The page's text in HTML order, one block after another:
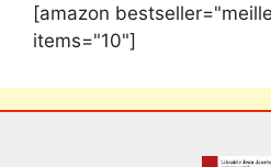
[amazon
items="10"]